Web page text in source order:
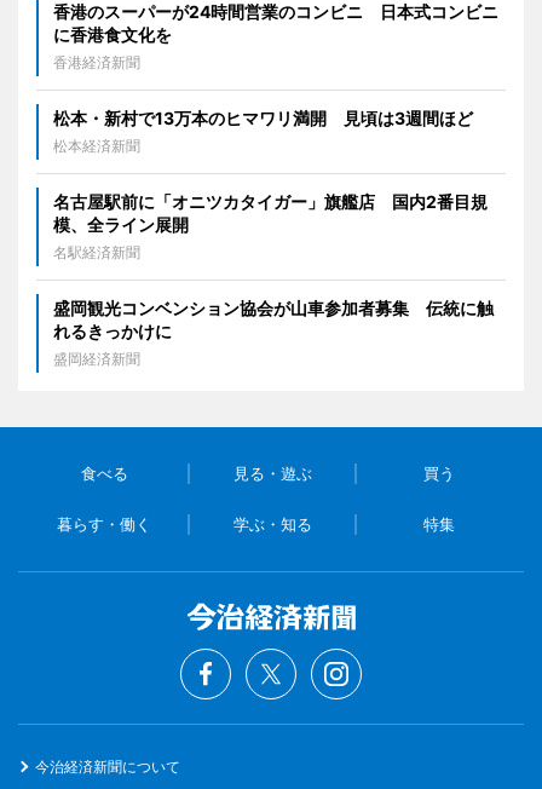
香港のスーパーが24時間営業のコンビニ 日本式コンビニ
に香港食文化を
香港経済新聞
松本・新村で13万本のヒマワリ満開 見頃は3週間ほど
松本経済新聞
名古屋駅前に「オニツカタイガー」旗艦店 国内2番目規
模、全ライン展開
名駅経済新聞
盛岡観光コンベンション協会が山車参加者募集 伝統に触
れるきっかけに
盛岡経済新聞
食べる 見る・遊ぶ 買う
暮らす・働く 学ぶ・知る 特集
今治経済新聞について